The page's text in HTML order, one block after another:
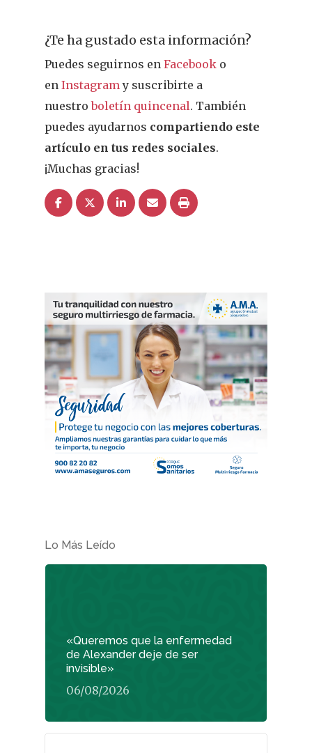
¿Te ha gustado esta información?
Puedes seguirnos enFacebook o
enInstagramy suscribirte a
nuestroboletín quincenal. También
puedes ayudarnos compartiendo este
artículo en tus redes sociales.
¡Muchas gracias!
Lo Más Leído
«Queremos que la enfermedad
de Alexander deje de ser
invisible»
06/08/2026
¿Sabías
Infantil
I Jornada Gallega De
Problemas
Nutrición
Pacientes
Suscribirme